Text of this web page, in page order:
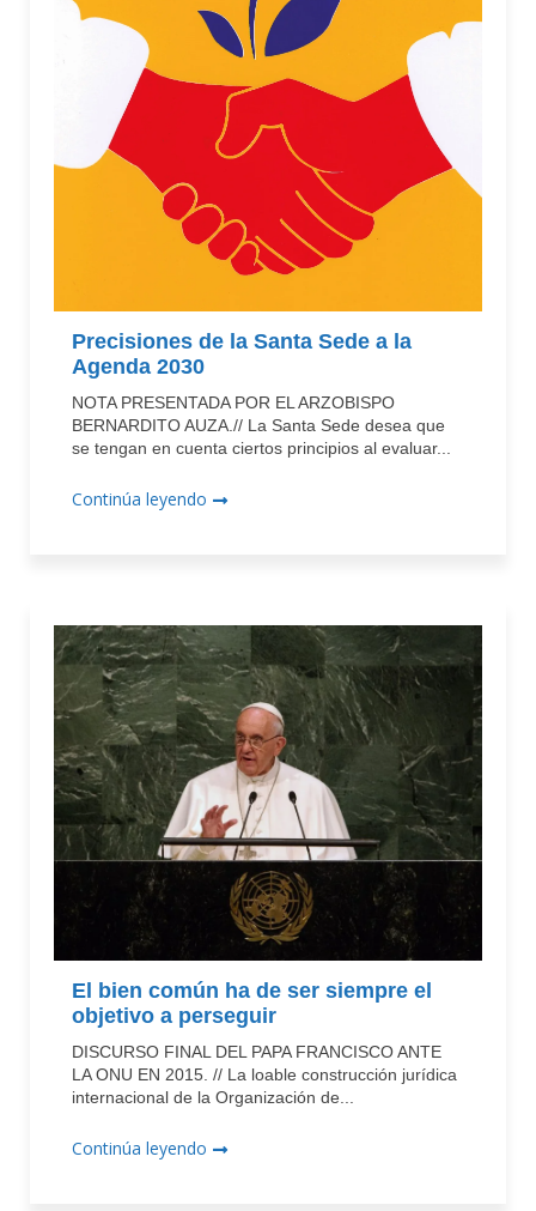
Precisiones de la Santa Sede a la
Agenda 2030
NOTA PRESENTADA POR EL ARZOBISPO
BERNARDITO AUZA.// La Santa Sede desea que
se tengan en cuenta ciertos principios al evaluar...
Continúa leyendo
El bien común ha de ser siempre el
objetivo a perseguir
DISCURSO FINAL DEL PAPA FRANCISCO ANTE
LA ONU EN 2015. // La loable construcción jurídica
internacional de la Organización de...
Continúa leyendo